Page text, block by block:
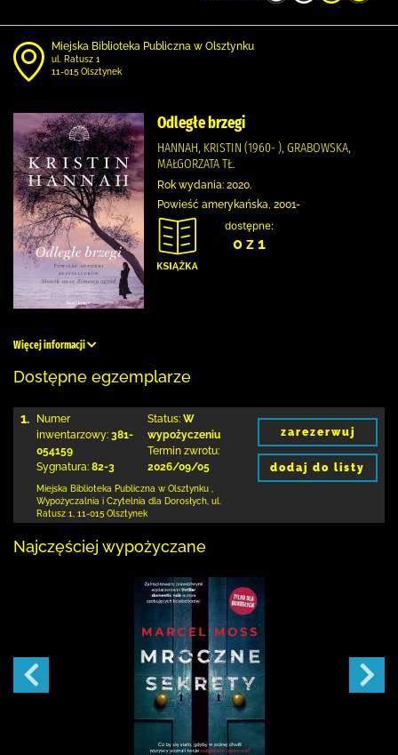
Miejska Biblioteka Publiczna w Olsztynku
ul. Ratusz 1
11-015 Olsztynek
Odległe brzegi
HANNAH, KRISTIN (1960- ), GRABOWSKA,
MAŁGORZATA TŁ.
Rok wydania: 2020.
Powieść amerykańska, 2001-
dostępne:
0 z 1
Więcej informacji
Dostępne egzemplarze
1.
Numer
inwentarzowy: 381-
054159
Sygnatura: 82-3
Status: W
wypożyczeniu
Termin zwrotu:
2026/09/05
Miejska Biblioteka Publiczna w Olsztynku
Wypożyczalnia i Czytelnia dla Dorosłych, ul.
Ratusz 1
11-015 Olsztynek
zarezerwuj
dodaj do listy
Najczęściej wypożyczane